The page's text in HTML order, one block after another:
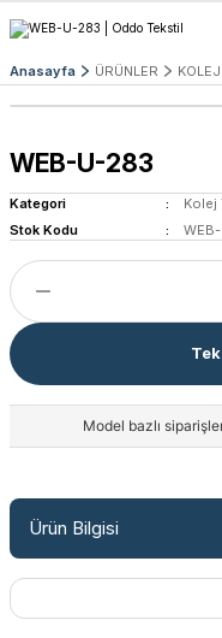
Anasayfa ÜRÜNLER KOLEJ
WEB-U-283
Kategori
Kolej
Stok Kodu
Model bazlı
Ürün Bilgisi